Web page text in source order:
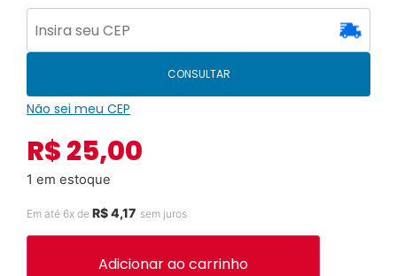
CONSULTAR
Não sei meu CEP
R$25,00
1 em estoque
Em até 6x de R$4,17 sem juros
Adicionar ao carrinho